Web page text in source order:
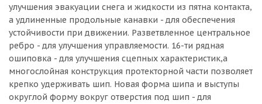
улучшения эвакуации снега и жидкости из пятна контакта,
а удлиненные продольные канавки - для обеспечения
устойчивости при движении. Разветвленное центральное
ребро - для улучшения управляемости. 16-ти рядная
ошиповка - для улучшения сцепных характеристик,а
многослойная конструкция протекторной части позволяет
крепко удерживать шип. Новая форма шипа и выступы
округлой форму вокруг отверстия под шип - для